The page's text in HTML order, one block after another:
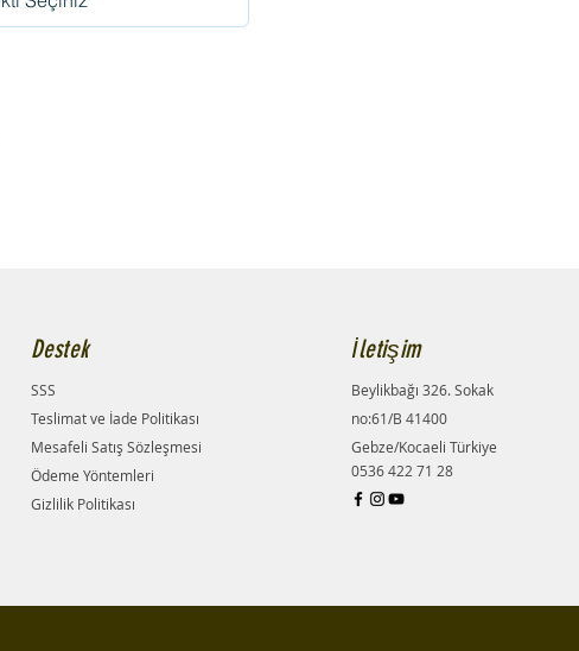
Destek
SSS
Teslimat ve İade Politikası
Mesafeli Satış Sözleşmesi
Ödeme Yöntemleri
Gizlilik Politikası
İletişim
Beylikbağı 326. Sokak
no:61/B 41400
Gebze/Kocaeli Türkiye
​0536 422 71 28